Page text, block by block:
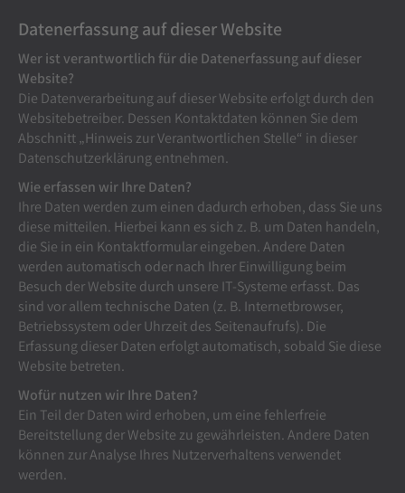
Datenerfassung auf dieser Website
Wer ist verantwortlich für die Datenerfassung auf dieser
Website?
Die Datenverarbeitung auf dieser Website erfolgt durch den
Websitebetreiber. Dessen Kontaktdaten können Sie dem
Abschnitt „Hinweis zur Verantwortlichen Stelle“ in dieser
Datenschutzerklärung entnehmen.
Wie erfassen wir Ihre Daten?
Ihre Daten werden zum einen dadurch erhoben, dass Sie uns
diese mitteilen. Hierbei kann es sich z. B. um Daten handeln,
die Sie in ein Kontaktformular eingeben. Andere Daten
werden automatisch oder nach Ihrer Einwilligung beim
Besuch der Website durch unsere IT-Systeme erfasst. Das
sind vor allem technische Daten (z. B. Internetbrowser,
Betriebssystem oder Uhrzeit des Seitenaufrufs). Die
Erfassung dieser Daten erfolgt automatisch, sobald Sie diese
Website betreten.
Wofür nutzen wir Ihre Daten?
Ein Teil der Daten wird erhoben, um eine fehlerfreie
Bereitstellung der Website zu gewährleisten. Andere Daten
können zur Analyse Ihres Nutzerverhaltens verwendet
werden.